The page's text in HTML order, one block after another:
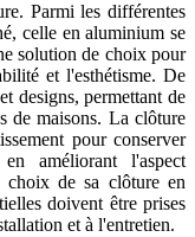
Parmi les différentes
celle en aluminium se
solution de choix pour
et l'esthétisme. De
designs, permettant de
de maisons. La clôture
pour conserver
améliorant l'aspect
choix de sa clôture en
doivent être prises
et à l'entretien.